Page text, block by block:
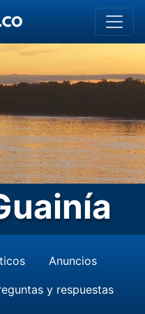
Anuncios
y respuestas